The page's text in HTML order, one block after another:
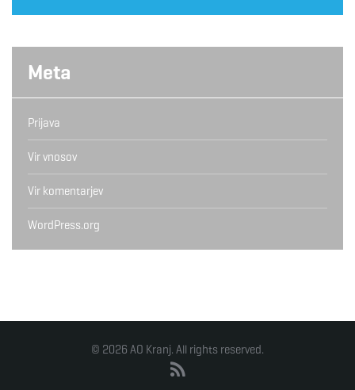
Meta
Prijava
Vir vnosov
Vir komentarjev
WordPress.org
© 2026 AO Kranj. All rights reserved.